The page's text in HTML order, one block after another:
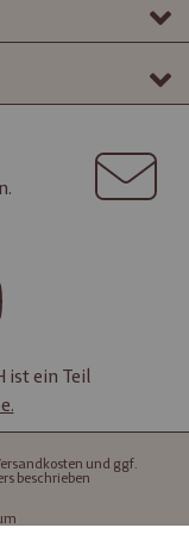
ist ein Teil
und ggf.
beschrieben